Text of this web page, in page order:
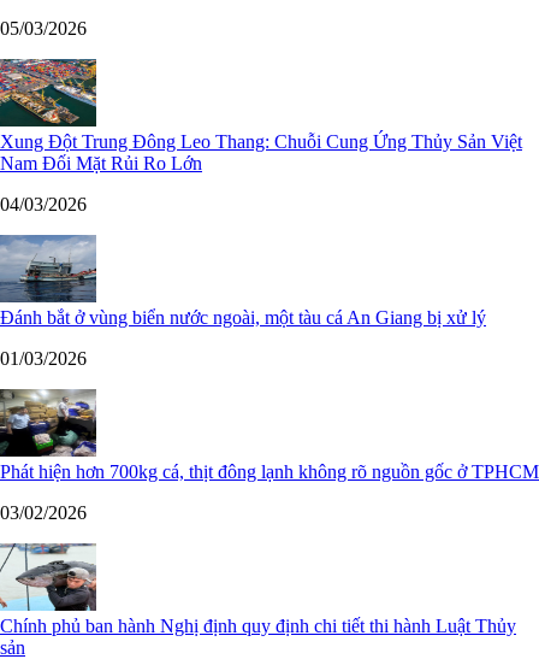
05/03/2026
Xung Đột Trung Đông Leo Thang: Chuỗi Cung Ứng Thủy Sản Việt
Nam Đối Mặt Rủi Ro Lớn
04/03/2026
Đánh bắt ở vùng biển nước ngoài, một tàu cá An Giang bị xử lý
01/03/2026
Phát hiện hơn 700kg cá, thịt đông lạnh không rõ nguồn gốc ở TPHCM
03/02/2026
Chính phủ ban hành Nghị định quy định chi tiết thi hành Luật Thủy
sản